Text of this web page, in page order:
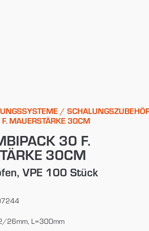
/
MAUERSTÄRKE 30CM
30 F.
30CM
VPE 100 Stück
26mm, L=300mm